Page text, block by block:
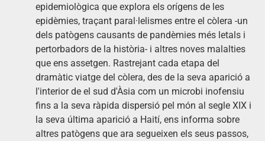
epidemiològica que explora els orígens de les
epidèmies, traçant paral·lelismes entre el còlera -un
dels patògens causants de pandèmies més letals i
pertorbadors de la història- i altres noves malalties
que ens assetgen. Rastrejant cada etapa del
dramàtic viatge del còlera, des de la seva aparició a
l'interior de el sud d'Àsia com un microbi inofensiu
fins a la seva ràpida dispersió pel món al segle XIX i
la seva última aparició a Haití, ens informa sobre
altres patògens que ara segueixen els seus passos,